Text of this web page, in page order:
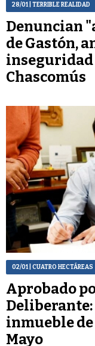
28/01| TERRIBLE REALIDAD
Denuncian
de Gastón,
inseguridad
Chascomús
02/01| CUATRO HECTÁREAS
Aprobado
inmueble de
Mayo